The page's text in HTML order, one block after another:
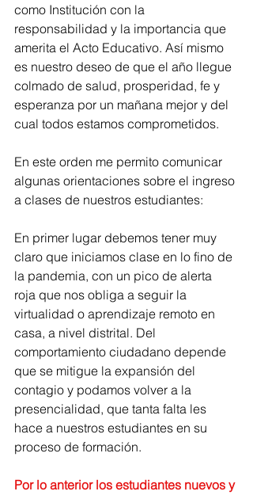
como Institución con la
responsabilidad y la importancia que
amerita el Acto Educativo. Así mismo
es nuestro deseo de que el año llegue
colmado de salud, prosperidad, fe y
esperanza por un mañana mejor y del
cual todos estamos comprometidos.
En este orden me permito comunicar
algunas orientaciones sobre el ingreso
a clases de nuestros estudiantes:
En primer lugar debemos tener muy
claro que iniciamos clase en lo fino de
la pandemia, con un pico de alerta
roja que nos obliga a seguir la
virtualidad o aprendizaje remoto en
casa, a nivel distrital. Del
comportamiento ciudadano depende
que se mitigue la expansión del
contagio y podamos volver a la
presencialidad, que tanta falta les
hace a nuestros estudiantes en su
proceso de formación.
Por lo anterior los estudiantes nuevos y